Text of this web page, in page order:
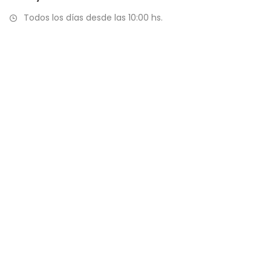
Todos los días desde las 10:00 hs.